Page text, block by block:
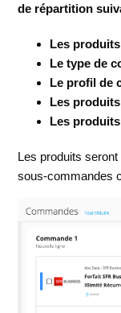
de répartition
Les
Le type de
Le profil de
Les
Les
Les produits
sous-commandes